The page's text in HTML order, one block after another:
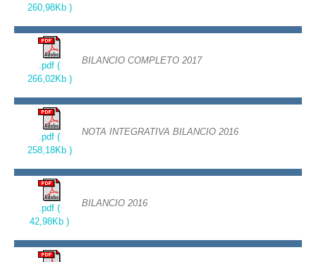
260,98Kb )
.pdf (
266,02Kb )
BILANCIO COMPLETO 2017
.pdf (
258,18Kb )
NOTA INTEGRATIVA BILANCIO 2016
.pdf (
42,98Kb )
BILANCIO 2016